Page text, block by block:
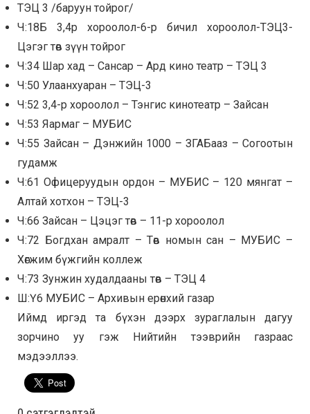
ТЭЦ 3 /баруун тойрог/
Ч:18Б 3,4р хороолол-6-р бичил хороолол-ТЭЦ3-
Цэгэг төв зүүн тойрог
Ч:34 Шар хад – Сансар – Ард кино театр – ТЭЦ 3
Ч:50 Улаанхуаран – ТЭЦ-3
Ч:52 3,4-р хороолол – Тэнгис кинотеатр – Зайсан
Ч:53 Яармаг – МУБИС
Ч:55 Зайсан – Дэнжийн 1000 – ЗГАБааз – Согоотын
гудамж
Ч:61 Офицеруудын ордон – МУБИС – 120 мянгат –
Алтай хотхон – ТЭЦ-3
Ч:66 Зайсан – Цэцэг төв – 11-р хороолол
Ч:72 Богдхан амралт – Төв номын сан – МУБИС –
Хөгжим бүжгийн коллеж
Ч:73 Зунжин худалдааны төв – ТЭЦ 4
Ш:Ү6 МУБИС – Архивын ерөнхий газар
Иймд иргэд та бүхэн дээрх зураглалын дагуу
зорчино уу гэж Нийтийн тээврийн газраас
мэдээллээ.